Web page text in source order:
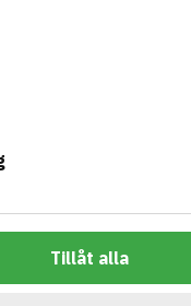
Tillåt alla
BASTA-
och betyg